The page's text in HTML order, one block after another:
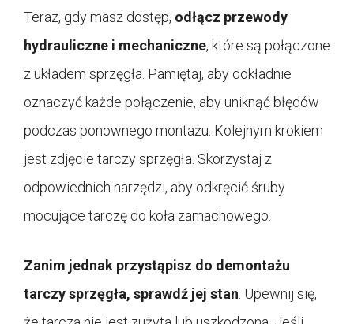
Teraz, gdy masz dostęp, odłącz przewody
hydrauliczne i mechaniczne, które są połączone
z układem sprzęgła. Pamiętaj, aby dokładnie
oznaczyć każde połączenie, aby uniknąć błędów
podczas ponownego montażu. Kolejnym krokiem
jest zdjęcie tarczy sprzęgła. Skorzystaj z
odpowiednich narzędzi, aby odkręcić śruby
mocujące tarczę do koła zamachowego.
Zanim jednak przystąpisz do demontażu
tarczy sprzęgła, sprawdź jej stan. Upewnij się,